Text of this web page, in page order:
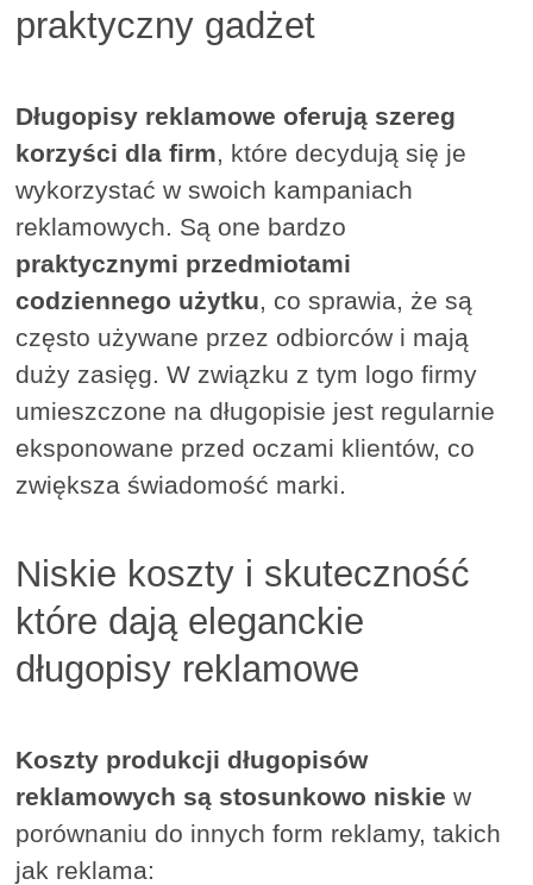
praktyczny gadżet
Długopisy reklamowe oferują szereg
korzyści dla firm, które decydują się je
wykorzystać w swoich kampaniach
reklamowych. Są one bardzo
praktycznymi przedmiotami
codziennego użytku, co sprawia, że są
często używane przez odbiorców i mają
duży zasięg. W związku z tym logo firmy
umieszczone na długopisie jest regularnie
eksponowane przed oczami klientów, co
zwiększa świadomość marki.
Niskie koszty i skuteczność
które dają eleganckie
długopisy reklamowe
Koszty produkcji długopisów
reklamowych są stosunkowo niskie w
porównaniu do innych form reklamy, takich
jak reklama: